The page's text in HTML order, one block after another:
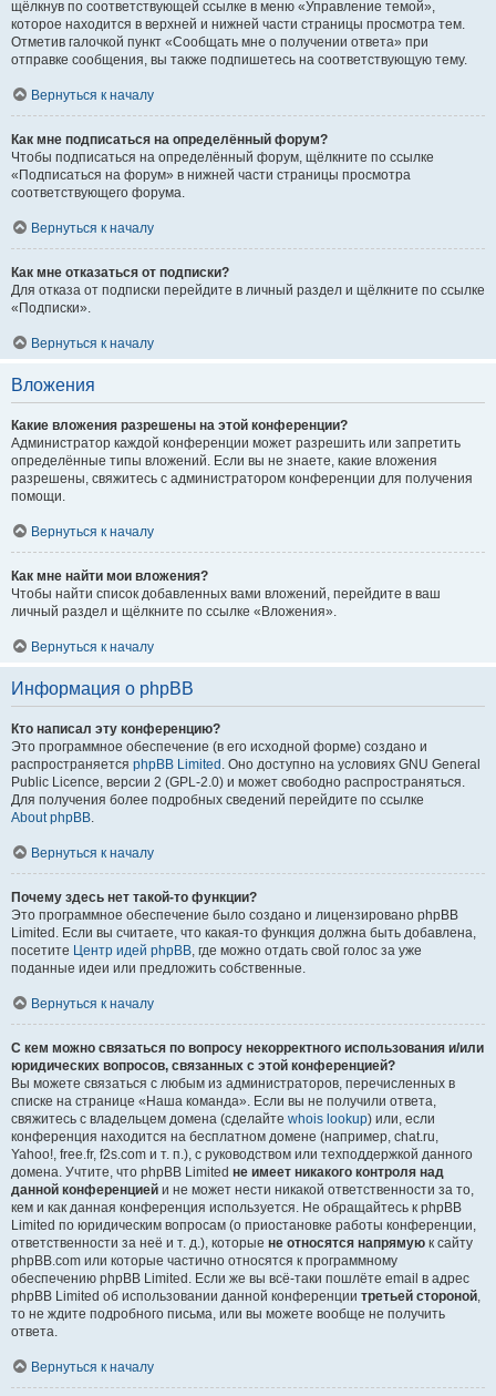
щёлкнув по соответствующей ссылке в меню «Управление темой»,
которое находится в верхней и нижней части страницы просмотра тем.
Отметив галочкой пункт «Сообщать мне о получении ответа» при
отправке сообщения, вы также подпишетесь на соответствующую тему.
Вернуться к началу
Как мне подписаться на определённый форум?
Чтобы подписаться на определённый форум, щёлкните по ссылке
«Подписаться на форум» в нижней части страницы просмотра
соответствующего форума.
Вернуться к началу
Как мне отказаться от подписки?
Для отказа от подписки перейдите в личный раздел и щёлкните по ссылке
«Подписки».
Вернуться к началу
Вложения
Какие вложения разрешены на этой конференции?
Администратор каждой конференции может разрешить или запретить
определённые типы вложений. Если вы не знаете, какие вложения
разрешены, свяжитесь с администратором конференции для получения
помощи.
Вернуться к началу
Как мне найти мои вложения?
Чтобы найти список добавленных вами вложений, перейдите в ваш
личный раздел и щёлкните по ссылке «Вложения».
Вернуться к началу
Информация о phpBB
Кто написал эту конференцию?
Это программное обеспечение (в его исходной форме) создано и
распространяется phpBB Limited . Оно доступно на условиях GNU General
Public Licence, версии 2 (GPL-2.0) и может свободно распространяться.
Для получения более подробных сведений перейдите по ссылке
About phpBB.
Вернуться к началу
Почему здесь нет такой-то функции?
Это программное обеспечение было создано и лицензировано phpBB
Limited. Если вы считаете, что какая-то функция должна быть добавлена,
посетите Центр идей phpBB, где можно отдать свой голос за уже
поданные идеи или предложить собственные.
Вернуться к началу
С кем можно связаться по вопросу некорректного использования и/или
юридических вопросов, связанных с этой конференцией?
Вы можете связаться с любым из администраторов, перечисленных в
списке на странице «Наша команда». Если вы не получили ответа,
свяжитесь с владельцем домена (сделайте whois lookup) или, если
конференция находится на бесплатном домене (например, chat.ru,
Yahoo!, free.fr, f2s.com и т. п.), с руководством или техподдержкой данного
домена. Учтите, что phpBB Limited не имеет никакого контроля над
данной конференцией и не может нести никакой ответственности за то,
кем и как данная конференция используется. Не обращайтесь к phpBB
Limited по юридическим вопросам (о приостановке работы конференции,
ответственности за неё и т. д.), которые не относятся напрямую к сайту
phpBB.com или которые частично относятся к программному
обеспечению phpBB Limited. Если же вы всё-таки пошлёте email в адрес
phpBB Limited об использовании данной конференции третьей стороной,
то не ждите подробного письма, или вы можете вообще не получить
ответа.
Вернуться к началу